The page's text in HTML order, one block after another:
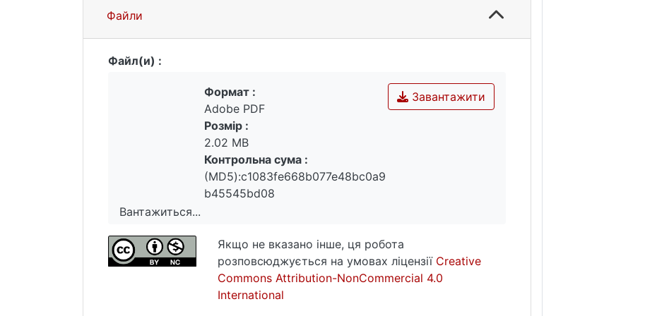
які враховують поколінні відмінності у сприйнятті справедливості
Файли
Файл(и) :
Вантажиться...
Вантажиться...
Завантажити
Формат :
Adobe PDF
Розмір :
2.02 MB
Контрольна сума :
(MD5):c1083fe668b077e48bc0a9
b45545bd08
Якщо не вказано інше, ця робота
розповсюджується на умовах ліцензії Creative
Commons Attribution-NonCommercial 4.0
International